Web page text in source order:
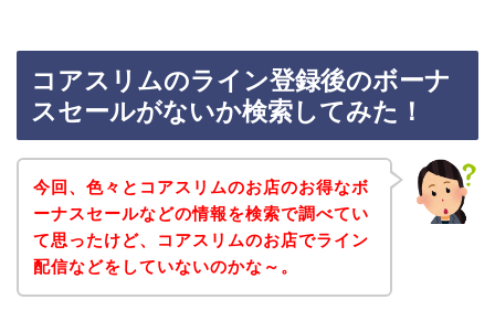
コアスリムのライン登録後のボーナ
スセールがないか検索してみた！
今回、色々とコアスリムのお店のお得なボ
ーナスセールなどの情報を検索で調べてい
て思ったけど、コアスリムのお店でライン
配信などをしていないのかな～。